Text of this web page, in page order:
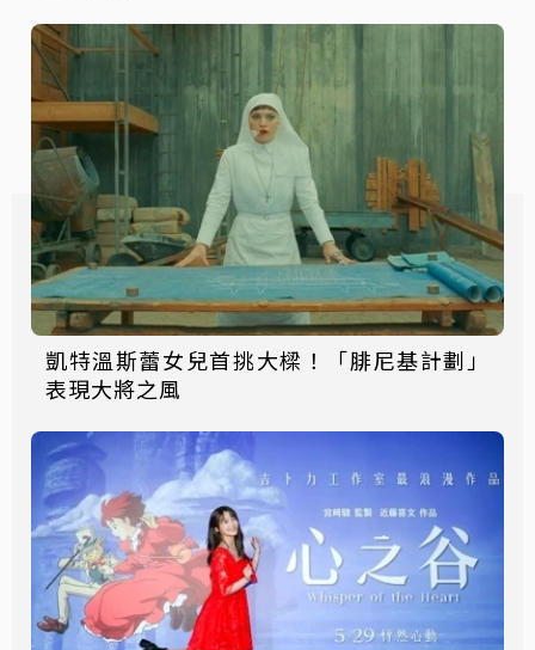
凱特溫斯蕾女兒首挑大樑！「腓尼基計劃」
表現大將之風